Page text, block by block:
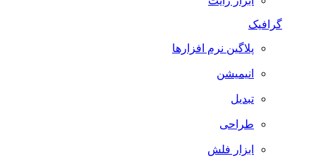
گرافیک
پلاگین نرم افزارها
انیمیشن
تبدیل
طراحی
ابزار فلش